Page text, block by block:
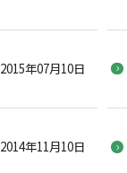
2015年07月10日
2014年11月10日